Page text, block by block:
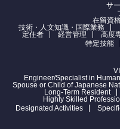
サ
在留資
技術・人文知識・国際業務
定住者
経営管理 高度
特定技能
Engineer/Specialist in
Spouse or Child of Japanese
Long-Term Resident
Highly Skilled
Designated Activities